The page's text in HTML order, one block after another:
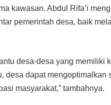
kawasan. Abdul Rifa’i
pemerintah desa, baik
desa-desa yang memiliki
desa dapat mengoptimalkan
masyarakat,” tambahnya.